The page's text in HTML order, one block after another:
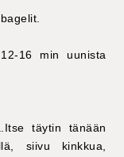
16 min uunista
täytin tänään
siivu kinkkua,